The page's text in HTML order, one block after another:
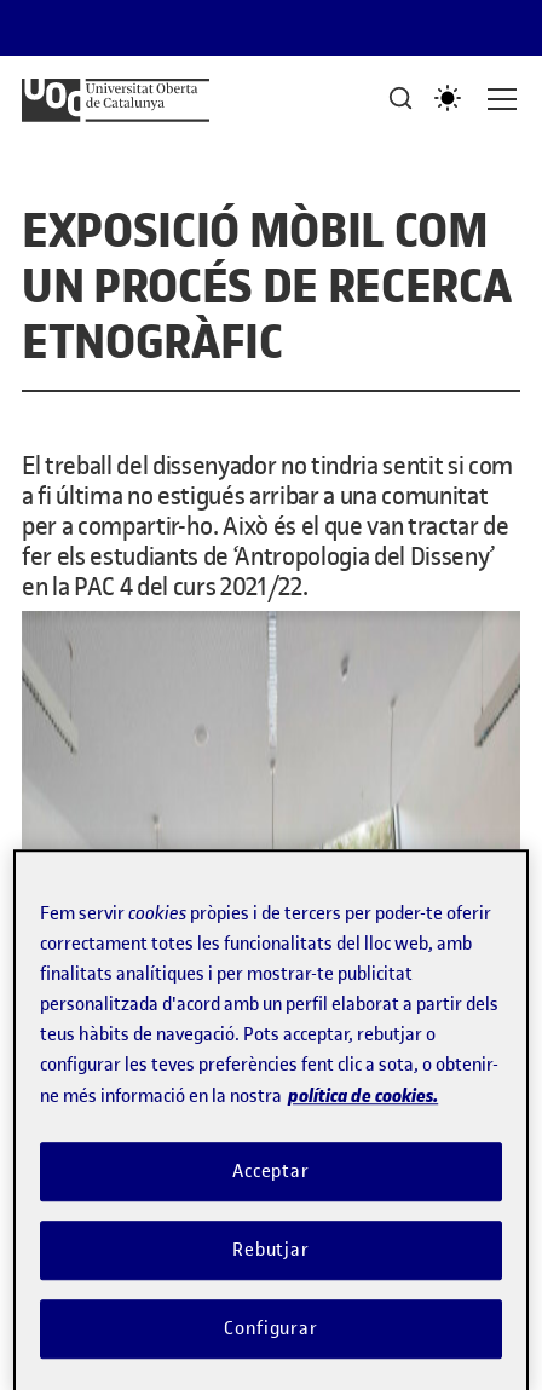
PORTAFOLIS DEL GRAU DE DISSENY I CREACIÓ DIGITALS
Mostra de treballs d'estudiants
EXPOSICIÓ MÒBIL COM
UN PROCÉS DE RECERCA
ETNOGRÀFIC
El treball del dissenyador no tindria sentit si com
a fi última no estigués arribar a una comunitat
per a compartir-ho. Això és el que van tractar de
fer els estudiants de ‘Antropologia del Disseny’
en la PAC 4 del curs 2021/22.
Fem servircookies pròpies i de tercers per poder-te oferir
correctament totes les funcionalitats del lloc web, amb
finalitats analítiques i per mostrar-te publicitat
personalitzada d'acord amb un perfil elaborat a partir dels
teus hàbits de navegació. Pots acceptar, rebutjar o
configurar les teves preferències fent clic a sota, o obtenir-
ne més informació en la nostra política de cookies.
Rebutjar
Acceptar
Configurar